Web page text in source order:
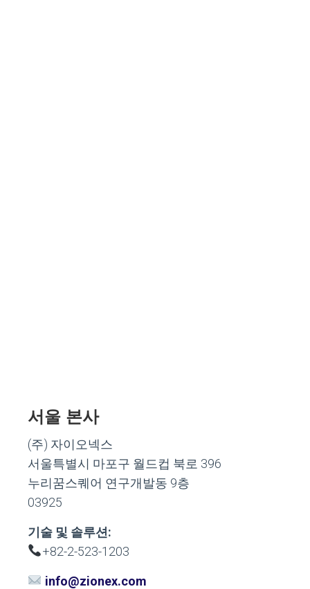
서울 본사
(주) 자이오넥스
서울특별시 마포구 월드컵 북로 396
누리꿈스퀘어 연구개발동 9층
03925
기술 및 솔루션:
+82-2-523-1203
info@zionex.com